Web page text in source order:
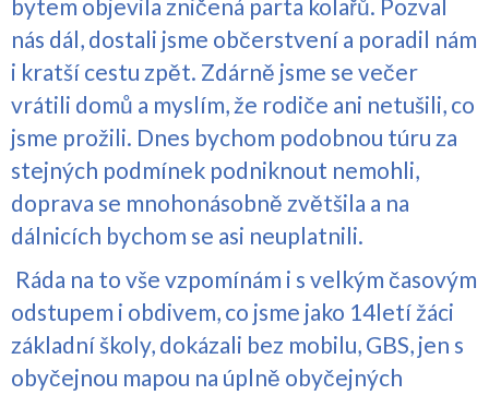
bytem objevila zničená parta kolařů. Pozval
nás dál, dostali jsme občerstvení a poradil nám
i kratší cestu zpět. Zdárně jsme se večer
vrátili domů a myslím, že rodiče ani netušili, co
jsme prožili. Dnes bychom podobnou túru za
stejných podmínek podniknout nemohli,
doprava se mnohonásobně zvětšila a na
dálnicích bychom se asi neuplatnili.
Ráda na to vše vzpomínám i s velkým časovým
odstupem i obdivem, co jsme jako 14letí žáci
základní školy, dokázali bez mobilu, GBS, jen s
obyčejnou mapou na úplně obyčejných